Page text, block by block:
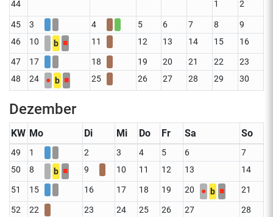
44 1 2
45 3 4 5 6 7 8
9
46
10 b ■ 11 12 13 14 15 16
47 17 18 19 20 21 22
23
48
24 ● b ■ 25 26 27 28 29 30
Dezember
KW Mo Di Mi Do Fr Sa So
49 1 2 3 4 5 6
7
50
8 b ■ 9 10 11 12 13 14
51 15 16 17 18 19 20 ● b ■ 21
52 22 23 24 25 26 27
28